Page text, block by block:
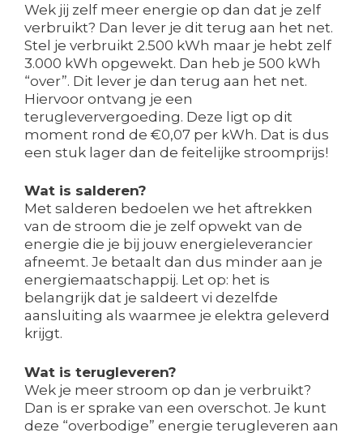
Wek jij zelf meer energie op dan dat je zelf
verbruikt? Dan lever je dit terug aan het net.
Stel je verbruikt 2.500 kWh maar je hebt zelf
3.000 kWh opgewekt. Dan heb je 500 kWh
“over”. Dit lever je dan terug aan het net.
Hiervoor ontvang je een
terugleververgoeding. Deze ligt op dit
moment rond de €0,07 per kWh. Dat is dus
een stuk lager dan de feitelijke stroomprijs!
Wat is salderen?
Met salderen bedoelen we het aftrekken
van de stroom die je zelf opwekt van de
energie die je bij jouw energieleverancier
afneemt. Je betaalt dan dus minder aan je
energiemaatschappij. Let op: het is
belangrijk dat je saldeert vi dezelfde
aansluiting als waarmee je elektra geleverd
krijgt.
Wat is terugleveren?
Wek je meer stroom op dan je verbruikt?
Dan is er sprake van een overschot. Je kunt
deze “overbodige” energie terugleveren aan